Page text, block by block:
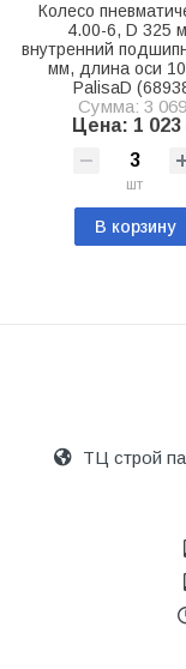
Колесо
4.00-6, D 325
внутренний
мм, длина оси
PalisaD
Сумма: 3
Цена: 1 023
шт
В корзину
ТЦ строй